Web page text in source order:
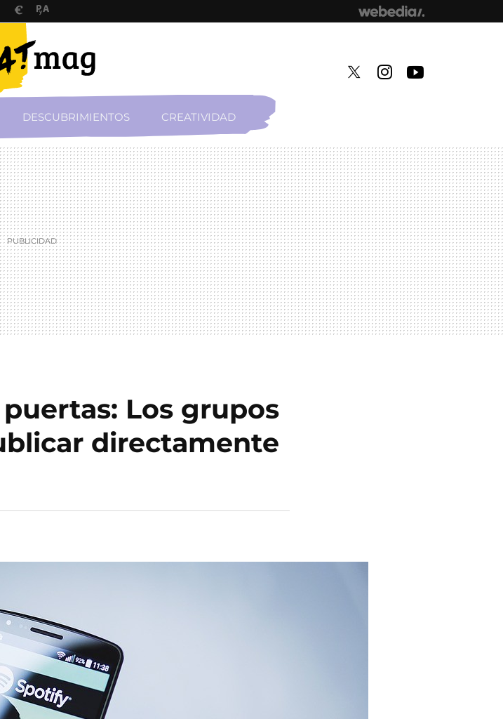
DESCUBRIMIENTOS CREATIVIDAD
Los grupos
directamente